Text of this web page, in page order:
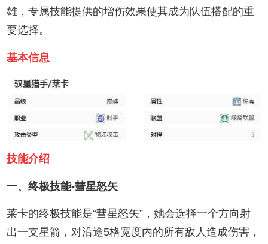
雄，专属技能提供的增伤效果使其成为队伍搭配的重
要选择。
基本信息
技能介绍
一、终极技能-彗星怒矢
莱卡的终极技能是“彗星怒矢”，她会选择一个方向射
出一支星箭，对沿途5格宽度内的所有敌人造成伤害，